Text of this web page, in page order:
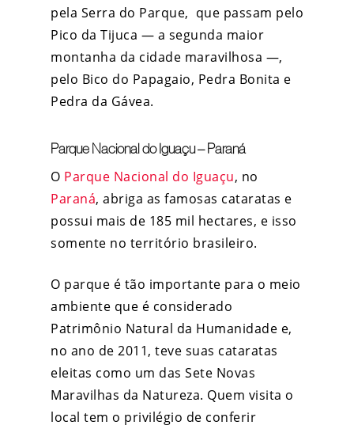
pela Serra do Parque, que passam pelo
Pico da Tijuca — a segunda maior
montanha da cidade maravilhosa —,
pelo Bico do Papagaio, Pedra Bonita e
Pedra da Gávea.
Parque Nacional do Iguaçu – Paraná
O Parque Nacional do Iguaçu, no
Paraná, abriga as famosas cataratas e
possui mais de 185 mil hectares, e isso
somente no território brasileiro.
O parque é tão importante para o meio
ambiente que é considerado
Patrimônio Natural da Humanidade e,
no ano de 2011, teve suas cataratas
eleitas como um das Sete Novas
Maravilhas da Natureza. Quem visita o
local tem o privilégio de conferir